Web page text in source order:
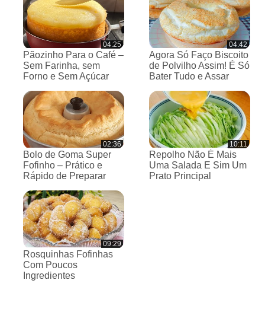
04:25
Pãozinho Para o Café –
Sem Farinha, sem
Forno e Sem Açúcar
04:42
Agora Só Faço Biscoito
de Polvilho Assim! É Só
Bater Tudo e Assar
02:36
Bolo de Goma Super
Fofinho – Prático e
Rápido de Preparar
10:11
Repolho Não É Mais
Uma Salada E Sim Um
Prato Principal
09:29
Rosquinhas Fofinhas
Com Poucos
Ingredientes